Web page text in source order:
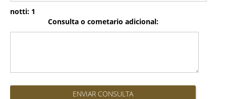
notti: 1
Consulta o cometario adicional:
ENVIAR CONSULTA